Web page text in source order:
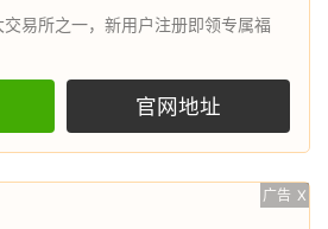
交易所之一，新用户注册即领专属福
官网地址
广告 X